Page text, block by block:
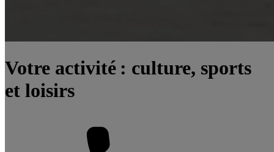
Votre activité : culture, sports
et loisirs